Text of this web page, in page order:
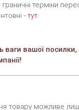
терміни
- тут.
ваги вашої
товару можливе